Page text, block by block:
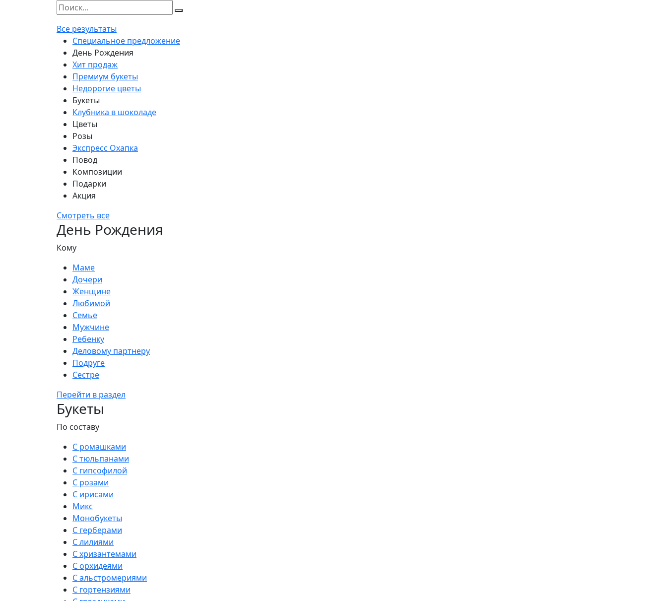
Все результаты
Специальное предложение
День Рождения
Хит продаж
Премиум букеты
Недорогие цветы
Букеты
Клубника в шоколаде
Цветы
Розы
Экспресс Охапка
Повод
Композиции
Подарки
Акция
Смотреть все
День Рождения
Кому
Маме
Дочери
Женщине
Любимой
Семье
Мужчине
Ребенку
Деловому партнеру
Подруге
Сестре
Перейти в раздел
Букеты
По составу
С ромашками
С тюльпанами
С гипсофилой
С розами
С ирисами
Микс
Монобукеты
С герберами
С лилиями
С хризантемами
С орхидеями
С альстромериями
С гортензиями